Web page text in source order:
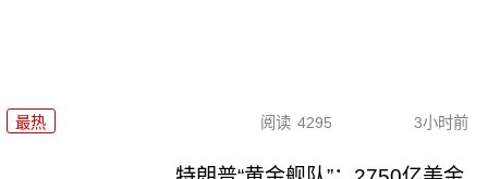
最热 阅读 4295 3小时前